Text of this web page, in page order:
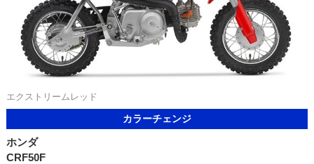
エクストリームレッド
カラーチェンジ
ホンダ
CRF50F